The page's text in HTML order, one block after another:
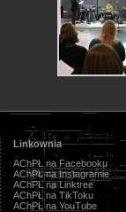
Linkownia
AChPŁ na Facebooku
AChPŁ na Instagramie
AChPŁ na Linktree
AChPŁ na TikToku
AChPŁ na YouTube